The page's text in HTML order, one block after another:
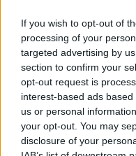
If you wish to opt-out of
processing of your
targeted advertising by
section to confirm your
opt-out request is
interest-based ads
us or personal
your opt-out. You may
disclosure of your